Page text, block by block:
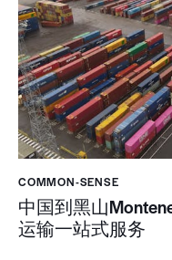
COMMON-SENSE
中国到黑山
运输一站式服务